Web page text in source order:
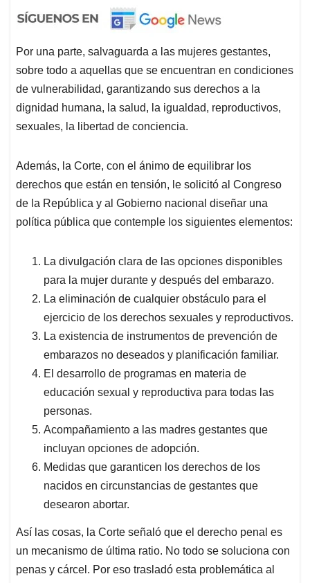
Por una parte, salvaguarda a las mujeres gestantes,
sobre todo a aquellas que se encuentran en condiciones
de vulnerabilidad, garantizando sus derechos a la
dignidad humana, la salud, la igualdad, reproductivos,
sexuales, la libertad de conciencia.
Además, la Corte, con el ánimo de equilibrar los
derechos que están en tensión, le solicitó al Congreso
de la República y al Gobierno nacional diseñar una
política pública que contemple los siguientes elementos:
La divulgación clara de las opciones disponibles
para la mujer durante y después del embarazo.
La eliminación de cualquier obstáculo para el
ejercicio de los derechos sexuales y reproductivos.
La existencia de instrumentos de prevención de
embarazos no deseados y planificación familiar.
El desarrollo de programas en materia de
educación sexual y reproductiva para todas las
personas.
Acompañamiento a las madres gestantes que
incluyan opciones de adopción.
Medidas que garanticen los derechos de los
nacidos en circunstancias de gestantes que
desearon abortar.
Así las cosas, la Corte señaló que el derecho penal es
un mecanismo de última ratio. No todo se soluciona con
penas y cárcel. Por eso trasladó esta problemática al